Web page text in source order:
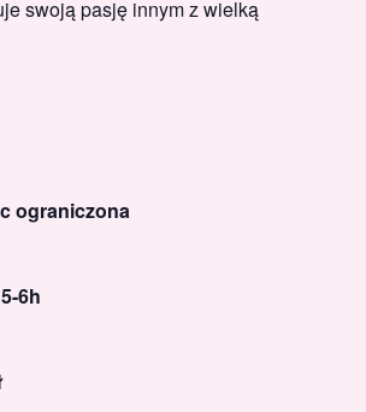
swoją pasję innym z wielką
ograniczona
6h